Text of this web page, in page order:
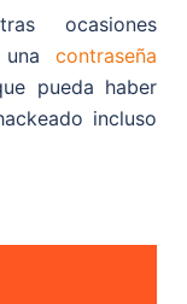
ocasiones
unacontraseña
pueda haber
incluso